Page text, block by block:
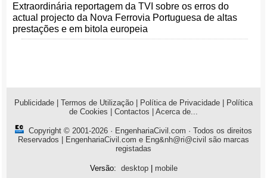
Extraordinária reportagem da TVI sobre os erros do
actual projecto da Nova Ferrovia Portuguesa de altas
prestações e em bitola europeia
Publicidade Termos de Utilização Política de Privacidade
Política
de Cookies
Contactos Acerca de...
Copyright © 2001-2026 · EngenhariaCivil.com · Todos os direitos
Reservados | EngenhariaCivil.com e Eng&nh@ri@civil são marcas
registadas
Versão: desktop| mobile